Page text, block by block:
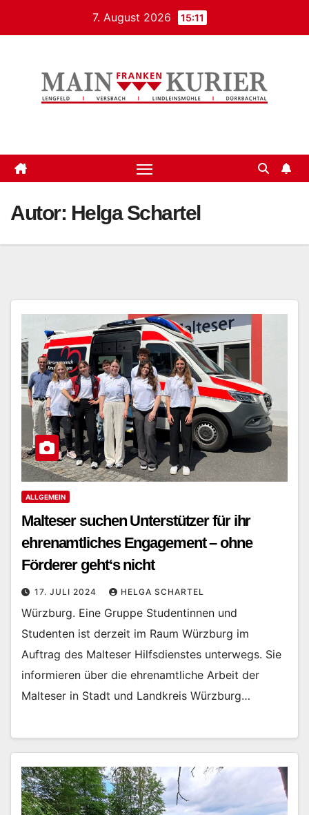
7. August 2026 15:11
Autor: Helga Schartel
ALLGEMEIN
Malteser suchen Unterstützer für ihr
ehrenamtliches Engagement – ohne
Förderer geht‘s nicht
17. JULI 2024 HELGA SCHARTEL
Würzburg. Eine Gruppe Studentinnen und
Studenten ist derzeit im Raum Würzburg im
Auftrag des Malteser Hilfsdienstes unterwegs. Sie
informieren über die ehrenamtliche Arbeit der
Malteser in Stadt und Landkreis Würzburg…